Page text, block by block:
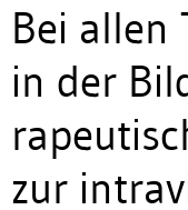
Bei allen
in der
zur